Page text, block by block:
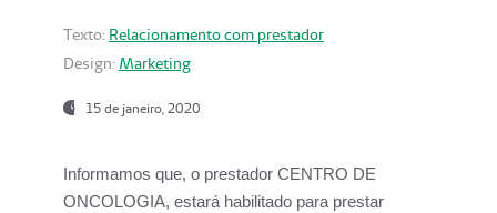
Texto: Relacionamento com prestador
Design: Marketing
15 de janeiro, 2020
Informamos que, o prestador CENTRO DE
ONCOLOGIA, estará habilitado para prestar